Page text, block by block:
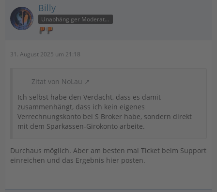
Billy
Unabhängiger Moderator
31. August 2025 um 21:18
Zitat von NoLau
Ich selbst habe den Verdacht, dass es damit
zusammenhängt, dass ich kein eigenes
Verrechnungskonto bei S Broker habe, sondern direkt
mit dem Sparkassen-Girokonto arbeite.
Durchaus möglich. Aber am besten mal Ticket beim Support
einreichen und das Ergebnis hier posten.